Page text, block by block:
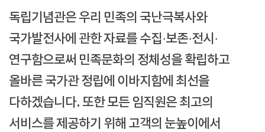
독립기념관은 우리 민족의 국난극복사와
국가발전사에 관한 자료를 수집·보존·전시·
연구함으로써 민족문화의 정체성을 확립하고
올바른 국가관 정립에 이바지함에 최선을
다하겠습니다. 또한 모든 임직원은 최고의
서비스를 제공하기 위해 고객의 눈높이에서